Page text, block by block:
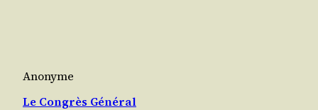
Anonyme
Le Congrès Général